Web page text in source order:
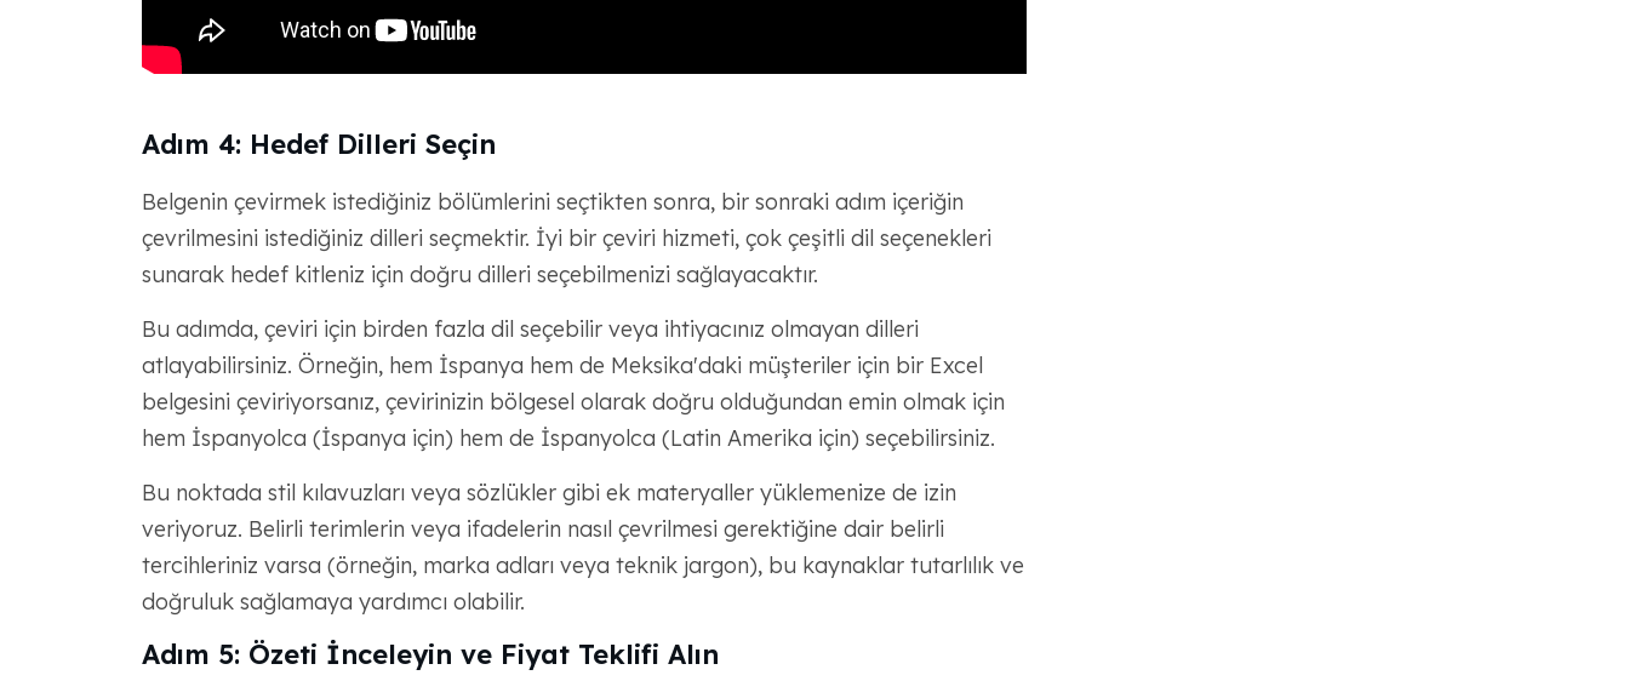
Adım 4: Hedef Dilleri Seçin
Belgenin çevirmek istediğiniz bölümlerini seçtikten sonra, bir sonraki adım içeriğin
çevrilmesini istediğiniz dilleri seçmektir. İyi bir çeviri hizmeti, çok çeşitli dil seçenekleri
sunarak hedef kitleniz için doğru dilleri seçebilmenizi sağlayacaktır.
Bu adımda, çeviri için birden fazla dil seçebilir veya ihtiyacınız olmayan dilleri
atlayabilirsiniz. Örneğin, hem İspanya hem de Meksika'daki müşteriler için bir Excel
belgesini çeviriyorsanız, çevirinizin bölgesel olarak doğru olduğundan emin olmak için
hem İspanyolca (İspanya için) hem de İspanyolca (Latin Amerika için) seçebilirsiniz.
Bu noktada stil kılavuzları veya sözlükler gibi ek materyaller yüklemenize de izin
veriyoruz. Belirli terimlerin veya ifadelerin nasıl çevrilmesi gerektiğine dair belirli
tercihleriniz varsa (örneğin, marka adları veya teknik jargon), bu kaynaklar tutarlılık ve
doğruluk sağlamaya yardımcı olabilir.
Adım 5: Özeti İnceleyin ve Fiyat Teklifi Alın